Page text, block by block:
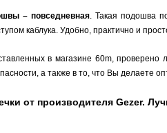
– повседневная. Такая подошва
каблука. Удобно, практично и
в магазине 60m,
а также в то, что Вы делаете
от производителя Gezer.